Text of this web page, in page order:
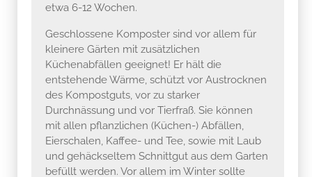
etwa 6-12 Wochen.
Geschlossene Komposter sind vor allem für
kleinere Gärten mit zusätzlichen
Küchenabfällen geeignet! Er hält die
entstehende Wärme, schützt vor Austrocknen
des Kompostguts, vor zu starker
Durchnässung und vor Tierfraß. Sie können
mit allen pflanzlichen (Küchen-) Abfällen,
Eierschalen, Kaffee- und Tee, sowie mit Laub
und gehäckseltem Schnittgut aus dem Garten
befüllt werden. Vor allem im Winter sollte